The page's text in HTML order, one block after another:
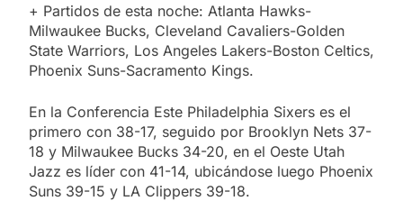
+ Partidos de esta noche: Atlanta Hawks-
Milwaukee Bucks, Cleveland Cavaliers-Golden
State Warriors, Los Angeles Lakers-Boston Celtics,
Phoenix Suns-Sacramento Kings.
En la Conferencia Este Philadelphia Sixers es el
primero con 38-17, seguido por Brooklyn Nets 37-
18 y Milwaukee Bucks 34-20, en el Oeste Utah
Jazz es líder con 41-14, ubicándose luego Phoenix
Suns 39-15 y LA Clippers 39-18.